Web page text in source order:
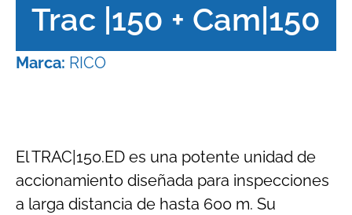
Trac |150 + Cam|150
Marca: RICO
El TRAC|150.ED es una potente unidad de
accionamiento diseñada para inspecciones
a larga distancia de hasta 600 m. Su